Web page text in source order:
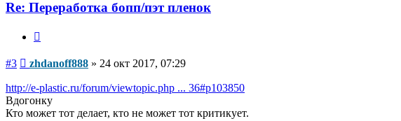
Re: Переработка бопп/пэт пленок
#3 Сообщение
zhdanoff888 » 24 окт 2017, 07:29
http://e-plastic.ru/forum/viewtopic.php ... 36#p103850
Вдогонку
Кто может тот делает, кто не может тот критикует.